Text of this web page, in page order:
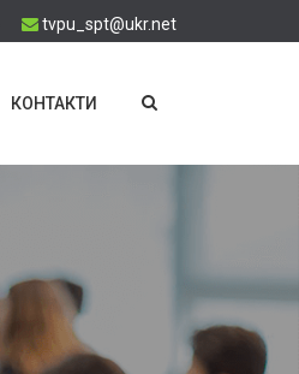
tvpu_spt@ukr.net
КОНТАКТИ